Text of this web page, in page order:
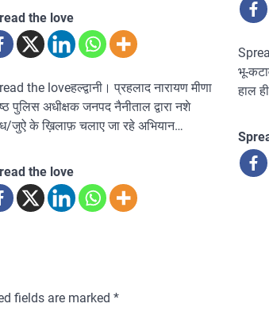
the love
the loveहल्द्वानी। प्रहलाद नारायण मीणा
पुलिस अधीक्षक जनपद नैनीताल द्वारा नशे
जुऐ के ख़िलाफ़ चलाए जा रहे अभियान…
the love
भू-
हाल
fields are marked *